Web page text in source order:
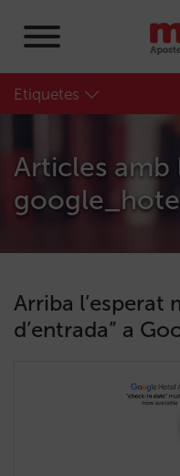
Etiquetes
Articles amb
Arriba l’esperat
d’entrada” a